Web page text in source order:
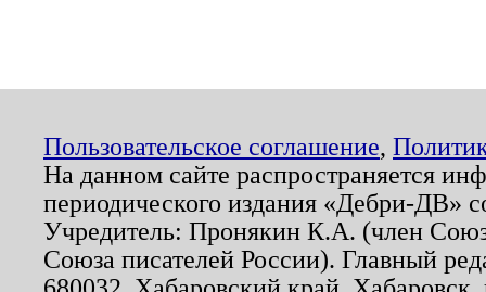
Пользовательское соглашение,
На данном сайте распространяется
периодического издания «Дебри-ДВ»
Учредитель: Пронякин К.А. (член
Союза писателей России). Главный